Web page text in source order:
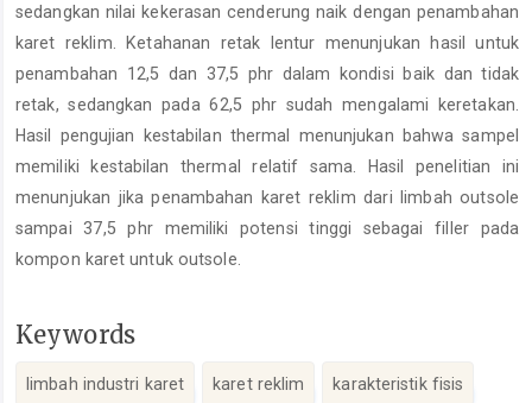
sedangkan nilai kekerasan cenderung naik dengan penambahan
karet reklim. Ketahanan retak lentur menunjukan hasil untuk
penambahan 12,5 dan 37,5 phr dalam kondisi baik dan tidak
retak, sedangkan pada 62,5 phr sudah mengalami keretakan.
Hasil pengujian kestabilan thermal menunjukan bahwa sampel
memiliki kestabilan thermal relatif sama. Hasil penelitian ini
menunjukan jika penambahan karet reklim dari limbah outsole
sampai 37,5 phr memiliki potensi tinggi sebagai filler pada
kompon karet untuk outsole.
Keywords
limbah industri karet karet reklim karakteristik fisis